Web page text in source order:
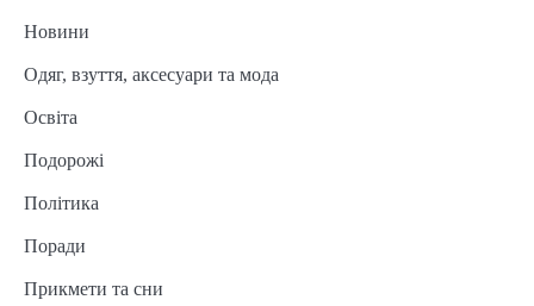
Новини
Одяг, взуття, аксесуари та мода
Освіта
Подорожі
Політика
Поради
Прикмети та сни